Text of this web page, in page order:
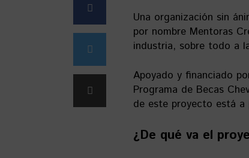
Una organización sin
por nombre Mentoras
industria, sobre todo a
Apoyado y financiado
Programa de Becas
de este proyecto está a
¿De qué va el